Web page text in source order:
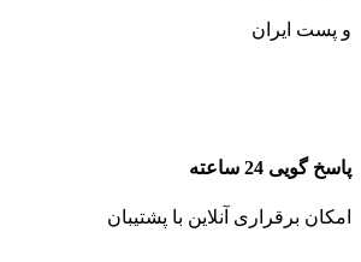
و پست ایران
پاسخ گویی 24 ساعته
امکان برقراری آنلاین با پشتیبان